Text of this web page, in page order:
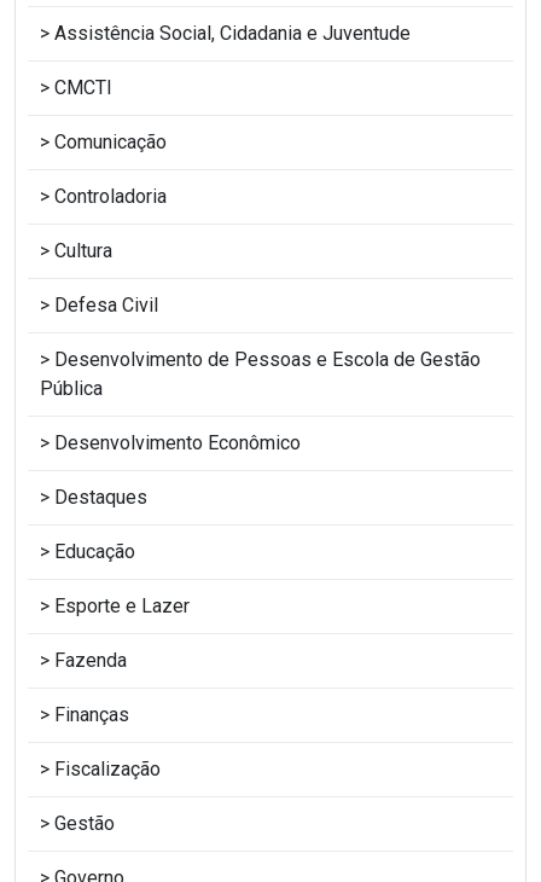
Assistência Social, Cidadania e Juventude
CMCTI
Comunicação
Controladoria
Cultura
Defesa Civil
Desenvolvimento de Pessoas e Escola de Gestão
Pública
Desenvolvimento Econômico
Destaques
Educação
Esporte e Lazer
Fazenda
Finanças
Fiscalização
Gestão